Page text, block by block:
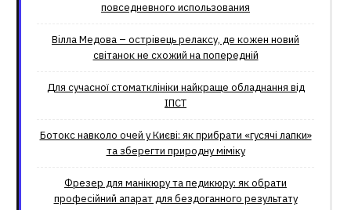
повседневного использования
Вілла Медова – острівець релаксу, де кожен новий
світанок не схожий на попередній
Для сучасної стоматклініки найкраще обладнання від
ІПСТ
Ботокс навколо очей у Києві: як прибрати «гусячі лапки»
та зберегти природну міміку
Фрезер для манікюру та педикюру: як обрати
професійний апарат для бездоганного результату